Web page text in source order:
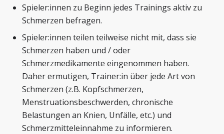
Spieler:innen zu Beginn jedes Trainings aktiv zu
Schmerzen befragen.
Spieler:innen teilen teilweise nicht mit, dass sie
Schmerzen haben und / oder
Schmerzmedikamente eingenommen haben.
Daher ermutigen, Trainer:in über jede Art von
Schmerzen (z.B. Kopfschmerzen,
Menstruationsbeschwerden, chronische
Belastungen an Knien, Unfälle, etc.) und
Schmerzmitteleinnahme zu informieren.